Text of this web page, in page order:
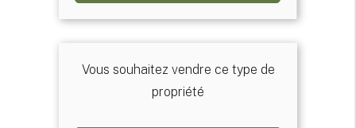
Vous souhaitez vendre ce type de
propriété